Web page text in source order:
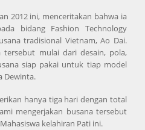
2012 ini, menceritakan bahwa ia
bidang Fashion Technology
tradisional Vietnam, Ao Dai.
tersebut mulai dari desain, pola,
siap pakai untuk tiap model
Dewinta.
hanya tiga hari dengan total
mengerjakan busana tersebut
kelahiran Pati ini.